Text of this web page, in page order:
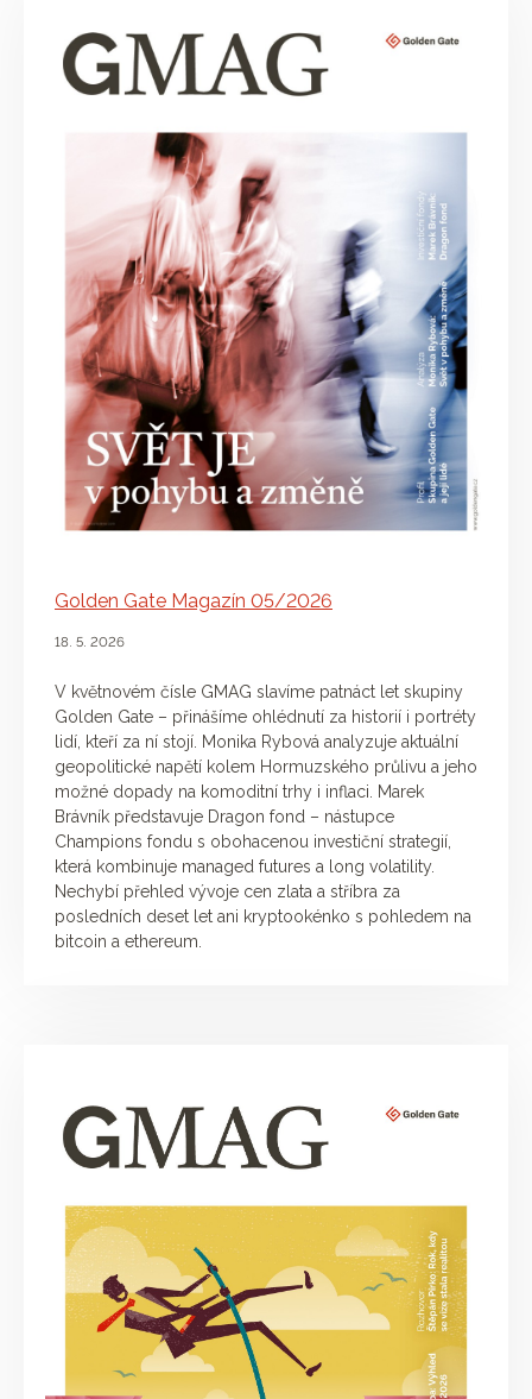
Golden Gate Magazín 05/2026
18. 5. 2026
V květnovém čísle GMAG slavíme patnáct let skupiny
Golden Gate – přinášíme ohlédnutí za historií i portréty
lidí, kteří za ní stojí. Monika Rybová analyzuje aktuální
geopolitické napětí kolem Hormuzského průlivu a jeho
možné dopady na komoditní trhy i inflaci. Marek
Brávník představuje Dragon fond – nástupce
Champions fondu s obohacenou investiční strategií,
která kombinuje managed futures a long volatility.
Nechybí přehled vývoje cen zlata a stříbra za
posledních deset let ani kryptookénko s pohledem na
bitcoin a ethereum.